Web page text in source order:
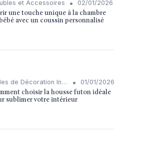
et Accessoires • 02/01/2026
une touche unique à la chambre
avec un coussin personnalisé
Styles de Décoration Intérieure • 01/01/2026
choisir la housse futon idéale
sublimer votre intérieur